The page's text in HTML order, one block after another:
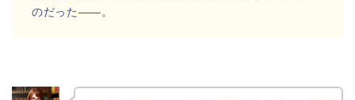
のだった――。